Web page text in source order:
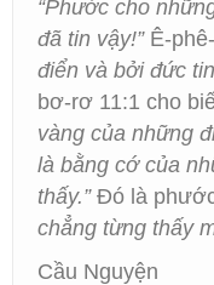
“Phước cho
đã tin vậy!” Ê-
điển và bởi đức
bơ-rơ 11:1 cho
vàng của những
là bằng cớ của
thấy.”Đó là
chẳng từng thấy
Cầu Nguyện